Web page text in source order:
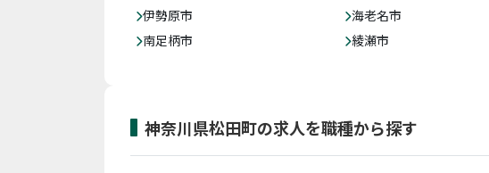
伊勢原市
海老名市
南足柄市
綾瀬市
神奈川県松田町の求人を職種から探す